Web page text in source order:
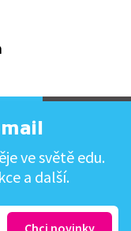
ve světě edu.
a další.